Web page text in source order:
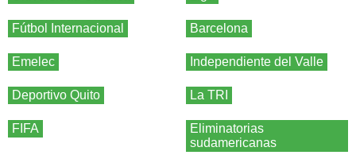
Fútbol Internacional Barcelona
Emelec Independiente del Valle
Deportivo Quito La TRI
FIFA
Eliminatorias
sudamericanas